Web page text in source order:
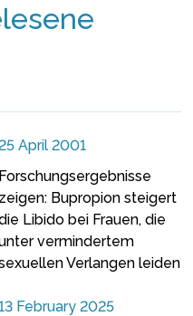
25 April 2001
Forschungsergebnisse
zeigen: Bupropion steigert
Libido bei Frauen, die
vermindertem
Verlangen leiden
February 2025